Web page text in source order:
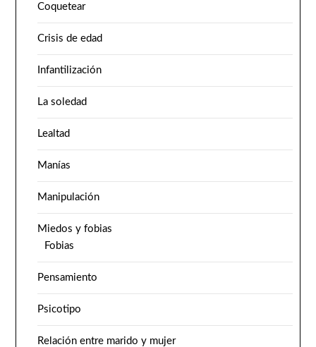
Coquetear
Crisis de edad
Infantilización
La soledad
Lealtad
Manías
Manipulación
Miedos y fobias
Fobias
Pensamiento
Psicotipo
Relación entre marido y mujer